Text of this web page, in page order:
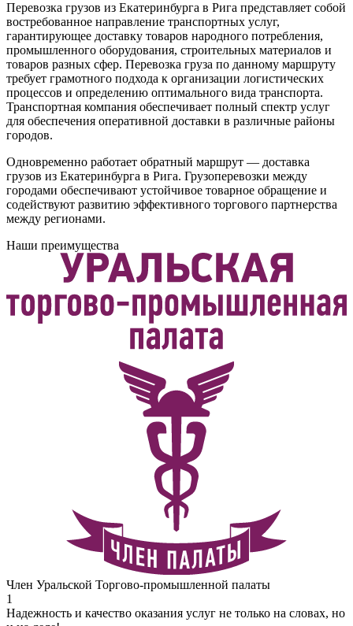
Перевозка грузов из Екатеринбурга в Рига представляет собой
востребованное направление транспортных услуг,
гарантирующее доставку товаров народного потребления,
промышленного оборудования, строительных материалов и
товаров разных сфер. Перевозка груза по данному маршруту
требует грамотного подхода к организации логистических
процессов и определению оптимального вида транспорта.
Транспортная компания обеспечивает полный спектр услуг
для обеспечения оперативной доставки в различные районы
городов.
Одновременно работает обратный маршрут — доставка
грузов из Екатеринбурга в Рига. Грузоперевозки между
городами обеспечивают устойчивое товарное обращение и
содействуют развитию эффективного торгового партнерства
между регионами.
Наши преимущества
Член Уральской Торгово-промышленной палаты
1
Надежность и качество оказания услуг не только на словах, но